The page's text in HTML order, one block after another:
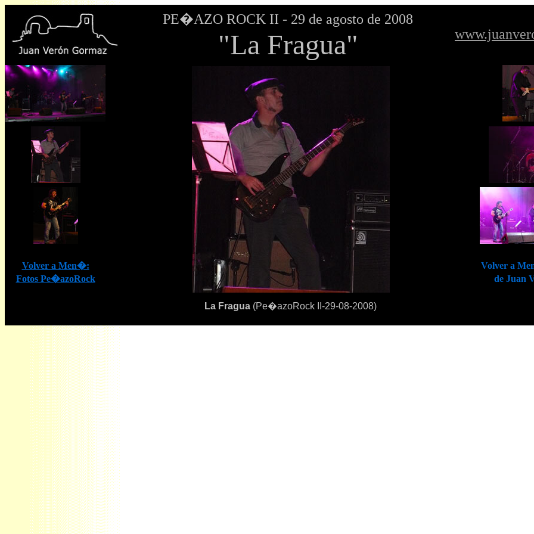
PE�AZO ROCK II - 29 de agosto de 2008
"La Fragua"
Volver a Men�:
Fotos Pe�azoRock
Volver a
de Juan
La Fragua (Pe�azoRock II-29-08-2008)